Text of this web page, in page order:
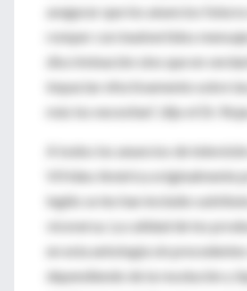
asegurar que los anuncios
romper con inadvertidos
discriminación sino que en
impactar efectivamente sobre
más los necesitan”, dijo el Dr.
A todos los anuncios de
VIHdeo América originalmente
inglés se les han incluido
viceversa. La calidad de los
en esta antología sin
dependiendo de la resolución y